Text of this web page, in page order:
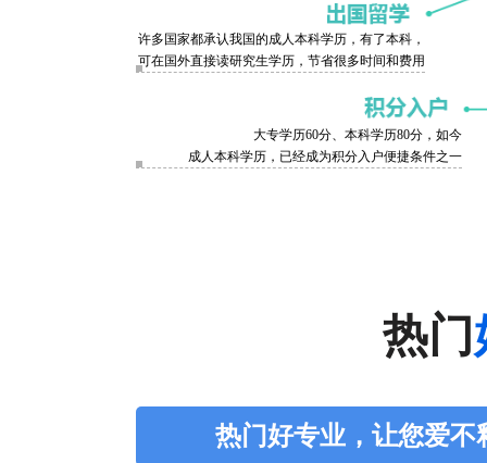
许多国家都承认我国的成人本科学历，有了本科，
可在国外直接读研究生学历，节省很多时间和费用
大专学历60分、本科学历80分，如今
成人本科学历，已经成为积分入户便捷条件之一
热门
热门好专业，让您爱